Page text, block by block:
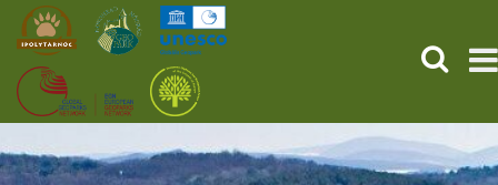
KEZDŐOLDAL